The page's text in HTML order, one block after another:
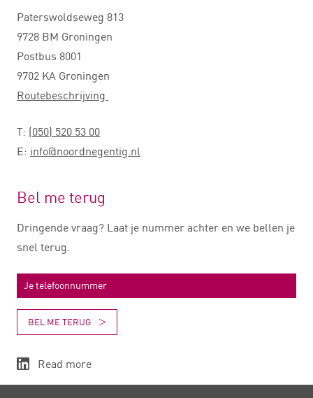
Paterswoldseweg 813
9728 BM Groningen
Postbus 8001
9702 KA Groningen
Routebeschrijving
T: (050) 520 53 00
E: info@noordnegentig.nl
Bel me terug
Dringende vraag? Laat je nummer achter en we bellen je
snel terug.
BEL ME TERUG
Read more